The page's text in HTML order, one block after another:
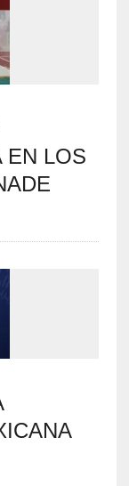
EN LOS